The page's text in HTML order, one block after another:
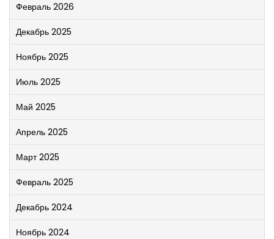
Февраль 2026
Декабрь 2025
Ноябрь 2025
Июль 2025
Май 2025
Апрель 2025
Март 2025
Февраль 2025
Декабрь 2024
Ноябрь 2024